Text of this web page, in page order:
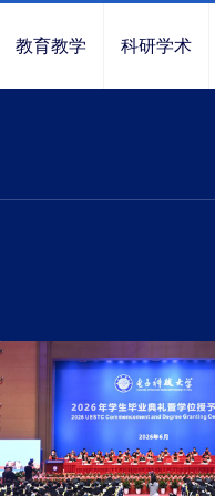
教育教学 科研学术